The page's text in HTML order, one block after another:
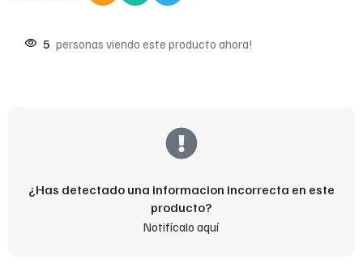
5 personas viendo este producto ahora!
¿Has detectado una informacion incorrecta en este
producto?
Notifícalo aquí